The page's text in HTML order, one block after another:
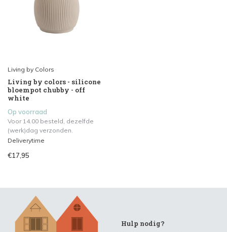
Living by Colors
Living by colors - silicone
bloempot chubby - off
white
Op voorraad
Voor 14.00 besteld, dezelfde
(werk)dag verzonden.
Deliverytime
€17,95
Hulp nodig?